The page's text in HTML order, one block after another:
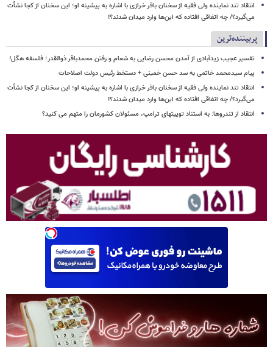
انتقاد تند نماینده ولی فقیه از سخنان باقر خرازی با اشاره به پیشینه او؛ این سخنان از کجا نشأت
می‌گیرد؟/ چه اتفاقی افتاده که این‌ها وارد میدان شدند؟!
پربیننده‌ترین
تفسیر عجیب زیدآبادی از آمدن محسن رضایی به شعام و رفتن محمدباقر ذوالقدر؛ فلسفه هگل!
پیام سیدمحمد خاتمی به سد حسن خمینی + دستخط رئیس دولت اصلاحات
انتقاد تند نماینده ولی فقیه از سخنان باقر خرازی با اشاره به پیشینه او؛ این سخنان از کجا نشأت
می‌گیرد؟/ چه اتفاقی افتاده که این‌ها وارد میدان شدند؟!
انتقاد از تندروها: به استناد توییتهای ترامپ، مسئولان کشورمان را متهم می کنید؟